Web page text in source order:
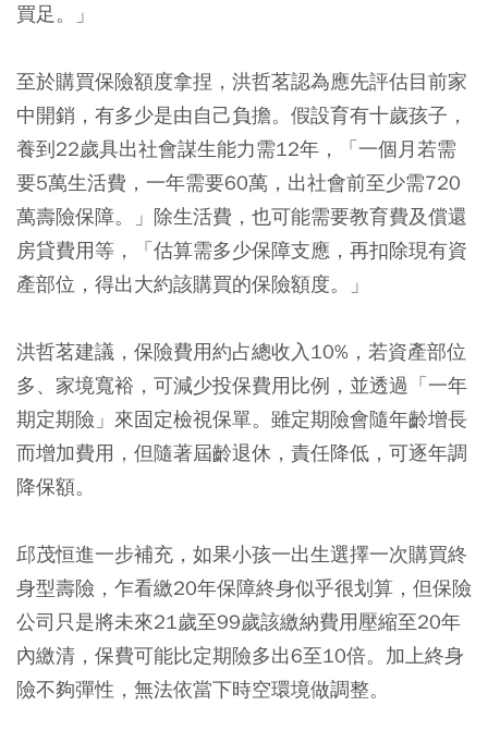
買足。」
至於購買保險額度拿捏，洪哲茗認為應先評估目前家
中開銷，有多少是由自己負擔。假設育有十歲孩子，
養到22歲具出社會謀生能力需12年，「一個月若需
要5萬生活費，一年需要60萬，出社會前至少需720
萬壽險保障。」除生活費，也可能需要教育費及償還
房貸費用等，「估算需多少保障支應，再扣除現有資
產部位，得出大約該購買的保險額度。」
洪哲茗建議，保險費用約占總收入10%，若資產部位
多、家境寬裕，可減少投保費用比例，並透過「一年
期定期險」來固定檢視保單。雖定期險會隨年齡增長
而增加費用，但隨著屆齡退休，責任降低，可逐年調
降保額。
邱茂恒進一步補充，如果小孩一出生選擇一次購買終
身型壽險，乍看繳20年保障終身似乎很划算，但保險
公司只是將未來21歲至99歲該繳納費用壓縮至20年
內繳清，保費可能比定期險多出6至10倍。加上終身
險不夠彈性，無法依當下時空環境做調整。